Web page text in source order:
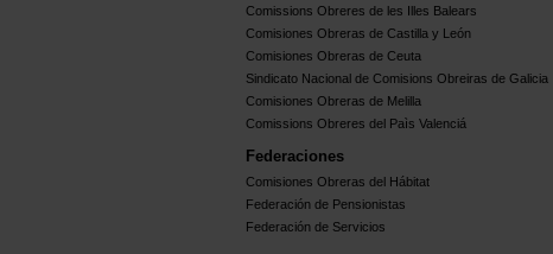
Comissions Obreres de les Illes Balears
Comisiones Obreras de Castilla y León
Comisiones Obreras de Ceuta
Sindicato Nacional de Comisions Obreiras de Galicia
Comisiones Obreras de Melilla
Comissions Obreres del Paìs Valenciá
Federaciones
Comisiones Obreras del Hábitat
Federación de Pensionistas
Federación de Servicios